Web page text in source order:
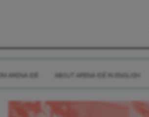
OM ARENA IDÉ ABOUT ARENA IDÉ IN ENGLISH